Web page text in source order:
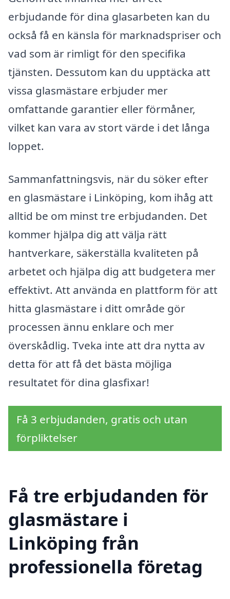
erbjudande för dina glasarbeten kan du
också få en känsla för marknadspriser och
vad som är rimligt för den specifika
tjänsten. Dessutom kan du upptäcka att
vissa glasmästare erbjuder mer
omfattande garantier eller förmåner,
vilket kan vara av stort värde i det långa
loppet.
Sammanfattningsvis, när du söker efter
en glasmästare i Linköping, kom ihåg att
alltid be om minst tre erbjudanden. Det
kommer hjälpa dig att välja rätt
hantverkare, säkerställa kvaliteten på
arbetet och hjälpa dig att budgetera mer
effektivt. Att använda en plattform för att
hitta glasmästare i ditt område gör
processen ännu enklare och mer
överskådlig. Tveka inte att dra nytta av
detta för att få det bästa möjliga
resultatet för dina glasfixar!
Få 3 erbjudanden, gratis och utan
förpliktelser
Få tre erbjudanden för
glasmästare i
Linköping från
professionella företag